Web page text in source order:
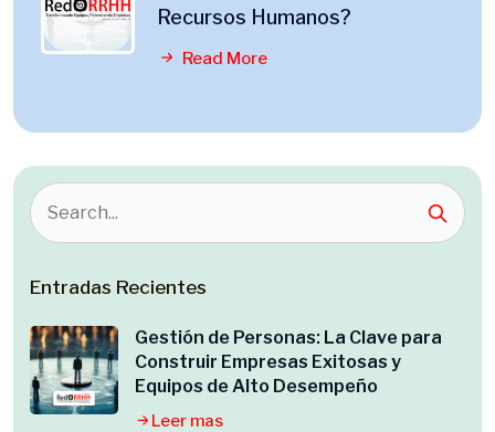
Recursos Humanos?
Read More
Entradas Recientes
Gestión de Personas: La Clave para
Construir Empresas Exitosas y
Equipos de Alto Desempeño
Leer mas